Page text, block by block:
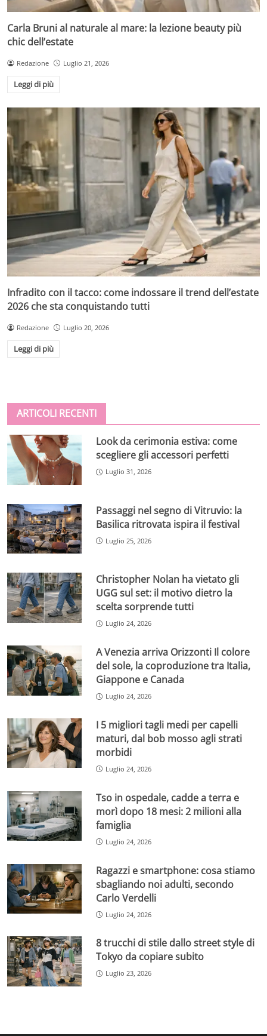
Carla Bruni al naturale al mare: la lezione beauty più
chic dell’estate
Redazione Luglio 21, 2026
Leggi di più
Infradito con il tacco: come indossare il trend dell’estate
2026 che sta conquistando tutti
Redazione Luglio 20, 2026
Leggi di più
ARTICOLI RECENTI
Look da cerimonia estiva: come
scegliere gli accessori perfetti
Luglio 31, 2026
Passaggi nel segno di Vitruvio: la
Basilica ritrovata ispira il festival
Luglio 25, 2026
Christopher Nolan ha vietato gli
UGG sul set: il motivo dietro la
scelta sorprende tutti
Luglio 24, 2026
A Venezia arriva Orizzonti Il colore
del sole, la coproduzione tra Italia,
Giappone e Canada
Luglio 24, 2026
I 5 migliori tagli medi per capelli
maturi, dal bob mosso agli strati
morbidi
Luglio 24, 2026
Tso in ospedale, cadde a terra e
morì dopo 18 mesi: 2 milioni alla
famiglia
Luglio 24, 2026
Ragazzi e smartphone: cosa stiamo
sbagliando noi adulti, secondo
Carlo Verdelli
Luglio 24, 2026
8 trucchi di stile dallo street style di
Tokyo da copiare subito
Luglio 23, 2026